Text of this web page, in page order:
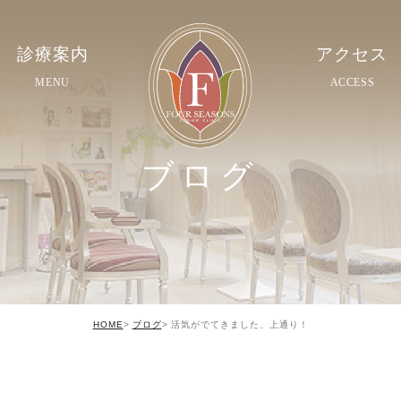
診療案内
MENU
アクセス
ACCESS
ブログ
HOME ブログ 活気がでてきました、上通り！